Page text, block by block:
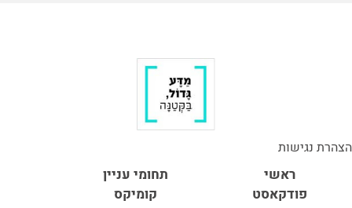
הצהרת נגישות
ראשי
תחומי עניין
פודקאסט
קומיקס